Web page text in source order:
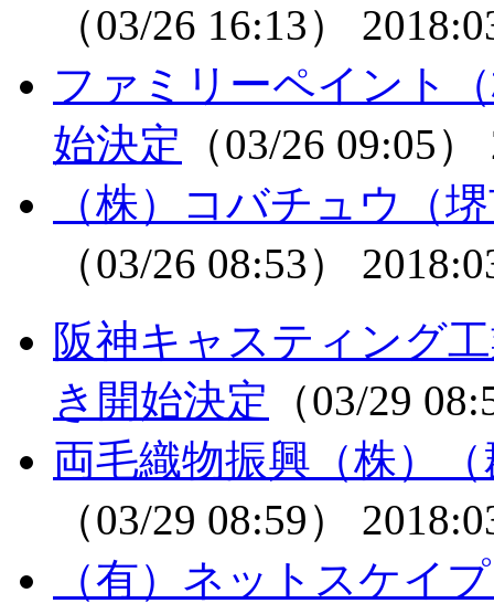
（03/26 16:13）
ファミリーペイント
始決定 （03/26 09:05）
（株）コバチュウ（
（03/26 08:53）
阪神キャスティング
き開始決定 （03/29
両毛織物振興（株）
（03/29 08:59）
（有）ネットスケイ